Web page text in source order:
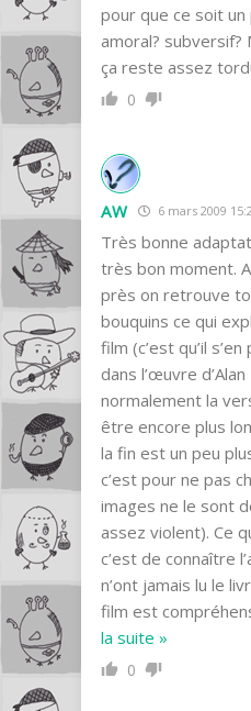
pour que ce soit
amoral? subversif?
ça reste assez
0
AW 6 mars 2009
Très bonne
très bon moment.
près on retrouve
bouquins ce qui
film (c’est qu’il
dans l’œuvre
normalement la
être encore plus
la fin est un peu
c’est pour ne pas
images ne le sont
assez violent). Ce
c’est de connaître
n’ont jamais lu le
film est
la suite »
0